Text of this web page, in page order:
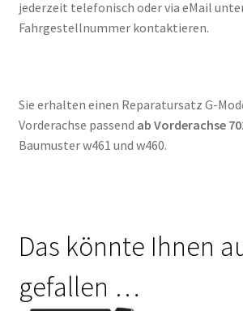
jederzeit telefonisch oder via eMail
Fahrgestellnummer kontaktieren.
Sie erhalten einen Reparatursatz G-
Vorderachse passend ab Vorderachse
Baumuster w461 und w460.
Das könnte Ihnen
gefallen …